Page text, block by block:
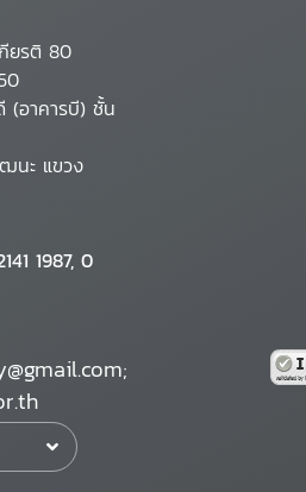
ยรติ 80
(อาคารบี) ชั้น
นะ แขวง
1987, 0